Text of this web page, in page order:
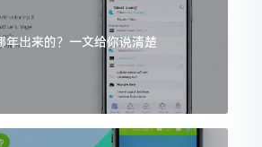
出来的？一文给你说清楚